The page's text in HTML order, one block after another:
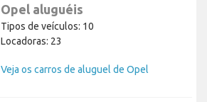
Opel aluguéis
Tipos de veículos: 10
Locadoras: 23
Veja os carros de aluguel de Opel